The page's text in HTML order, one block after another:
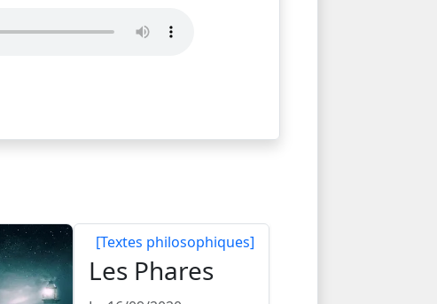
[Textes philosophiques]
Les Phares